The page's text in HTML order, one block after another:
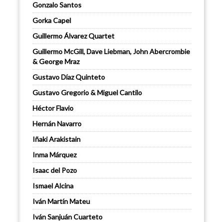
Gonzalo Santos
Gorka Capel
Guillermo Álvarez Quartet
Guillermo McGill, Dave Liebman, John Abercrombie
& George Mraz
Gustavo Díaz Quinteto
Gustavo Gregorio & Miguel Cantilo
Héctor Flavio
Hernán Navarro
Iñaki Arakistain
Inma Márquez
Isaac del Pozo
Ismael Alcina
Iván Martín Mateu
Iván Sanjuán Cuarteto